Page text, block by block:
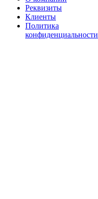
Реквизиты
Клиенты
Политика
конфиденциальности